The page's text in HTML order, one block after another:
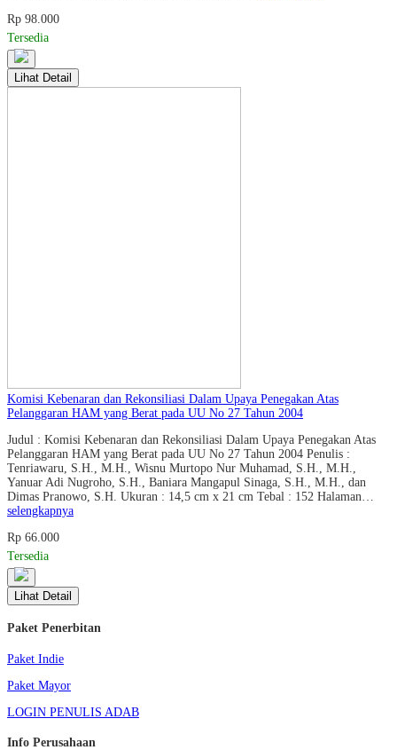
Rp 98.000
Tersedia
Lihat Detail
Komisi Kebenaran dan Rekonsiliasi Dalam Upaya Penegakan Atas
Pelanggaran HAM yang Berat pada UU No 27 Tahun 2004
Judul : Komisi Kebenaran dan Rekonsiliasi Dalam Upaya Penegakan Atas
Pelanggaran HAM yang Berat pada UU No 27 Tahun 2004 Penulis :
Tenriawaru, S.H., M.H., Wisnu Murtopo Nur Muhamad, S.H., M.H.,
Yanuar Adi Nugroho, S.H., Baniara Mangapul Sinaga, S.H., M.H., dan
Dimas Pranowo, S.H. Ukuran : 14,5 cm x 21 cm Tebal : 152 Halaman…
selengkapnya
Rp 66.000
Tersedia
Lihat Detail
Paket Penerbitan
Paket Indie
Paket Mayor
LOGIN PENULIS ADAB
Info Perusahaan